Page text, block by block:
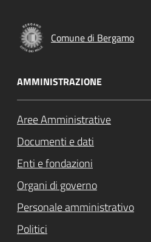
Comune di Bergamo
AMMINISTRAZIONE
Aree Amministrative
Documenti e dati
Enti e fondazioni
Organi di governo
Personale amministrativo
Politici